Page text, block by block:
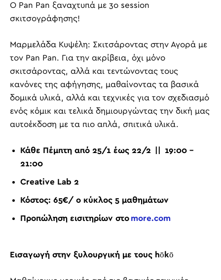
Ο Pan Pan ξαναχτυπά με 3ο session
σκιτσογράφησης!
Μαρμελάδα Κυψέλη: Σκιτσάροντας στην Αγορά με
τον Pan Pan. Για την ακρίβεια, όχι μόνο
σκιτσάροντας, αλλά και τεντώνοντας τους
κανόνες της αφήγησης, μαθαίνοντας τα βασικά
δομικά υλικά, αλλά και τεχνικές για τον σχεδιασμό
ενός κόμικ και τελικά δημιουργώντας την δική μας
αυτοέκδοση με τα πιο απλά, σπιτικά υλικά.
Κάθε Πέμπτη από 25/1 έως 22/2 || 19:00 –
21:00
Creative Lab 2
Κόστος: 65€/ ο κύκλος 5 μαθημάτων
Προπώληση εισιτηρίων στο more.com
Εισαγωγή στην ξυλουργική με τους hōkō